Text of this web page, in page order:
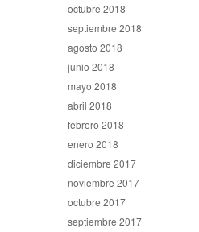
octubre 2018
septiembre 2018
agosto 2018
junio 2018
mayo 2018
abril 2018
febrero 2018
enero 2018
diciembre 2017
noviembre 2017
octubre 2017
septiembre 2017